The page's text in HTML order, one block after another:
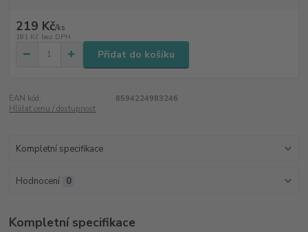
219 Kč/ks
181 Kč bez DPH
Přidat do košíku
EAN kód:
8594224983246
Hlídat cenu / dostupnost
Kompletní specifikace
Hodnocení 0
Kompletní specifikace